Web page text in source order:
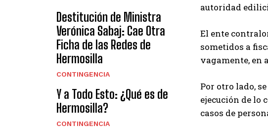
Destitución de Ministra
Verónica Sabaj: Cae Otra
Ficha de las Redes de
Hermosilla
CONTINGENCIA
Y a Todo Esto: ¿Qué es de
Hermosilla?
CONTINGENCIA
autoridad
El ente
sometidos a
vagamente, en
Por otro lado,
ejecución de lo
casos de